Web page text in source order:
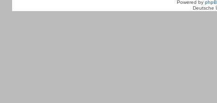
Powered by
Deutsche